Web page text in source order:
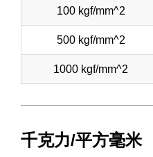
100 kgf/mm^2
500 kgf/mm^2
1000 kgf/mm^2
千克力/平方毫米